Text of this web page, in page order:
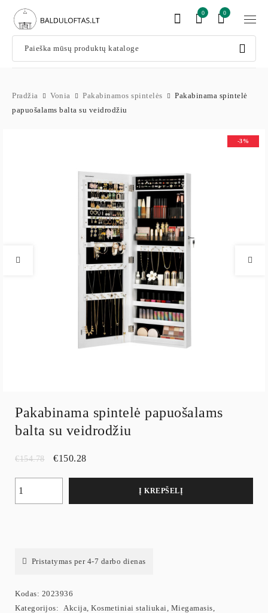
0
0
Pradžia Vonia Pakabinamos spintelės
Pakabinama spintelė
papuošalams balta su veidrodžiu
-3%
Pakabinama spintelė papuošalams
balta su veidrodžiu
€154.78 €150.28
Į KREPŠELĮ
Pristatymas per 4-7 darbo dienas
Kodas: 2023936
Kategorijos: Akcija, Kosmetiniai staliukai, Miegamasis,